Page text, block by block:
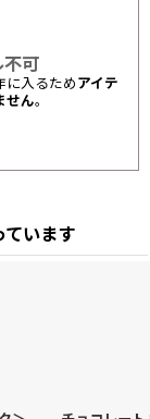
不可
に入るため アイテ
せん。
ています